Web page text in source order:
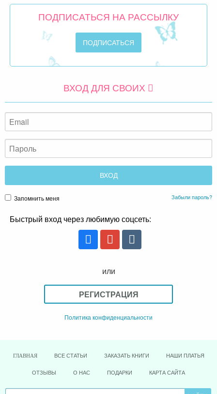
ПОДПИСАТЬСЯ НА РАССЫЛКУ
ВХОД ДЛЯ СВОИХ
Запомнить меня Забыли пароль?
Быстрый вход через любимую соцсеть:
или
РЕГИСТРАЦИЯ
Политика конфиденциальности
ГЛАВНАЯ ВСЕ СТАТЬИ ЗАКАЗАТЬ КНИГИ НАШИ ПЛАТЬЯ
ОТЗЫВЫ О НАС ПОДАРКИ КАРТА САЙТА